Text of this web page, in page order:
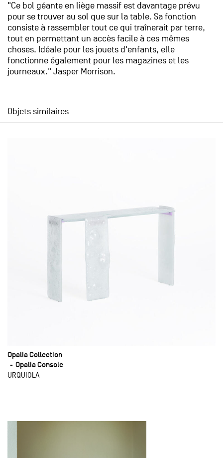
"Ce bol géante en liège massif est davantage prévu
pour se trouver au sol que sur la table. Sa fonction
consiste à rassembler tout ce qui traînerait par terre,
tout en permettant un accès facile à ces mêmes
choses. Idéale pour les jouets d'enfants, elle
fonctionne également pour les magazines et les
journeaux." Jasper Morrison.
Objets similaires
Opalia Collection
Opalia Console
URQUIOLA